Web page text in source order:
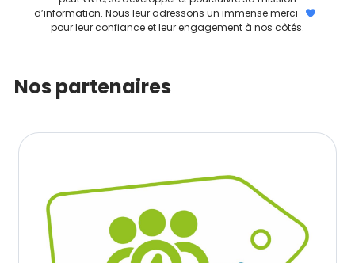
d’information. Nous leur adressons un immense merci
pour leur confiance et leur engagement à nos côtés.
Nos partenaires